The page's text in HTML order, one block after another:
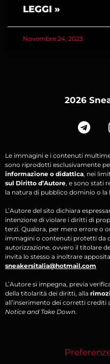
LEGGI »
Novembre 24, 2023
2026
Le immagini e i contenuti
sono riprodotti esclusivamente
informazione o didattica, nei
sul Diritto d’Autore, e sono stati
la natura di pubblico dominio o la
L’Autore del sito dichiara
intenzione di violare i diritti di
terzi. Qualora, per mero errore o
immagini o contenuti protetti da
autorizzazione, ovvero il titolare
invita lo stesso a inoltrare
sneakersitalia@hotmail.com
L’Autore si impegna, previa
della titolarità dei diritti, alla
all’inserimento dei corretti crediti
Notice and Take Down.